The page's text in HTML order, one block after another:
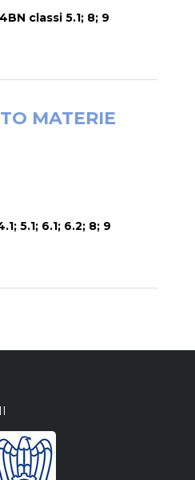
classi 5.1; 8; 9
MATERIE
5.1; 6.1; 6.2; 8; 9